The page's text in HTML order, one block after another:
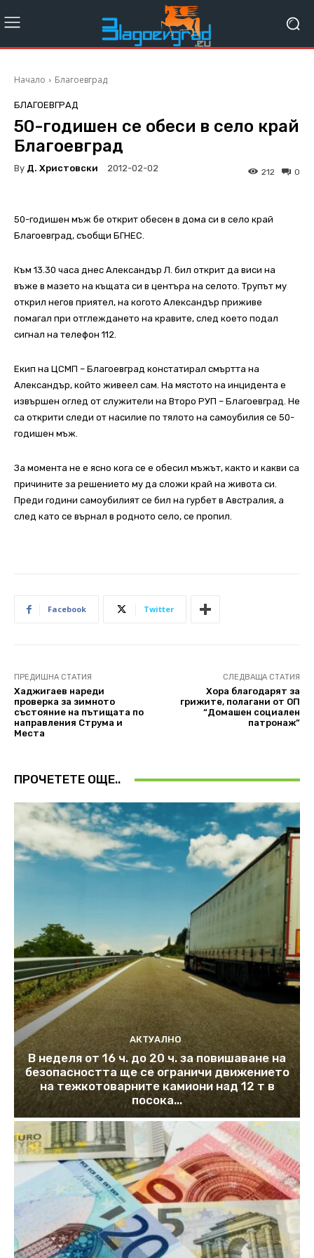
Начало Благоевград
БЛАГОЕВГРАД
50-годишен се обеси в село край
Благоевград
By Д. Христовски 2012-02-02 0
212
50-годишен мъж бе открит обесен в дома си в село край
Благоевград, съобщи БГНЕС.
Към 13.30 часа днес Александър Л. бил открит да виси на
въже в мазето на къщата си в центъра на селото. Трупът му
открил негов приятел, на когото Александър приживе
помагал при отглеждането на кравите, след което подал
сигнал на телефон 112.
Екип на ЦСМП – Благоевград констатирал смъртта на
Александър, който живеел сам. На мястото на инцидента е
извършен оглед от служители на Второ РУП – Благоевград. Не
са открити следи от насилие по тялото на самоубилия се 50-
годишен мъж.
За момента не е ясно кога се е обесил мъжът, както и какви са
причините за решението му да сложи край на живота си.
Преди години самоубилият се бил на гурбет в Австралия, а
след като се върнал в родното село, се пропил.
Facebook Twitter
ПРЕДИШНА СТАТИЯ
Хаджигаев нареди
проверка за зимното
състояние на пътищата по
направления Струма и
Места
СЛЕДВАЩА СТАТИЯ
Хора благодарят за
грижите, полагани от ОП
“Домашен социален
патронаж”
ПРОЧЕТЕТЕ ОЩЕ..
АКТУАЛНО
В неделя от 16 ч. до 20 ч. за повишаване на
безопасността ще се ограничи движението
на тежкотоварните камиони над 12 т в
посока...